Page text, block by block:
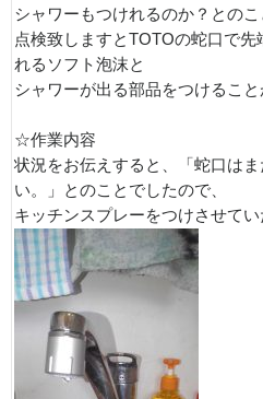
シャワーもつけれるのか？とのこ
点検致しますとTOTOの蛇口で
れるソフト泡沫と
シャワーが出る部品をつけること
☆作業内容
状況をお伝えすると、「蛇口は
い。」とのことでしたので、
キッチンスプレーをつけさせてい